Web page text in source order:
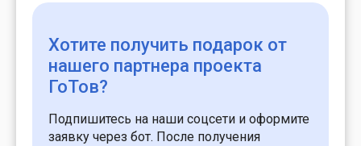
Хотите получить подарок от
нашего партнера проекта
ГоТов?
Подпишитесь на наши соцсети и оформите
заявку через бот. После получения